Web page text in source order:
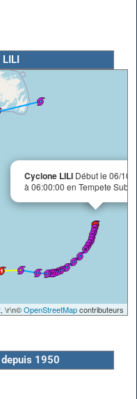
LILI
Cyclone LILI Début le 06/10/
à 06:00:00 en Tempete
, \r\n©OpenStreetMapcontributeurs
1950